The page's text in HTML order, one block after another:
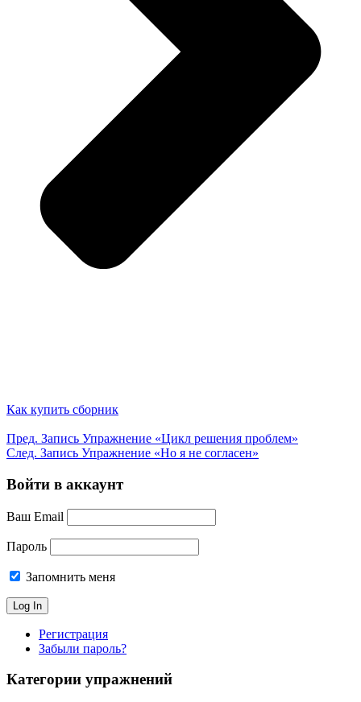
Как купить сборник
Пред. Запись Упражнение «Цикл решения проблем»
След. Запись Упражнение «Но я не согласен»
Войти в аккаунт
Ваш Email
Пароль
Запомнить меня
Регистрация
Забыли пароль?
Категории упражнений